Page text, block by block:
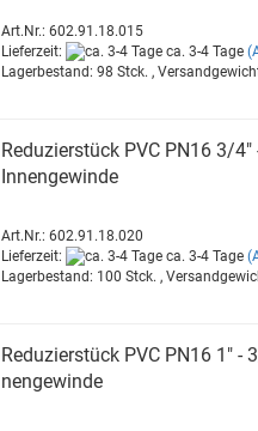
Art.Nr.: 602.91.18.015
Lieferzeit:
ca. 3-4 Tage
Lagerbestand: 98 Stck. ,
Re­du­zier­stück PVC PN16 3/
In­nen­ge­win­de
Art.Nr.: 602.91.18.020
Lieferzeit:
ca. 3-4 Tage
Lagerbestand: 100 Stck. ,
Re­du­zier­stück PVC PN16 1"
nen­ge­win­de